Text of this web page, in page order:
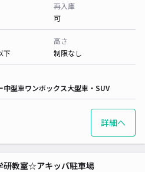
再入庫
可
下
高さ
制限なし
中型車ワンボックス大型車・SUV
詳細へ
研教室☆アキッパ駐車場